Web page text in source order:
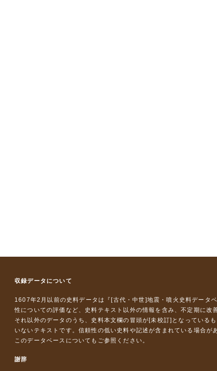
収録データについて
1607年2月以前の史料データは『 [古代・中世]地震・噴火史料データ
性についての評価など、史料テキスト以外の情報を含み、不定期に改
それ以外のデータのうち、史料本文欄の冒頭が[未校訂]となっている
いないテキストです。信頼性の低い史料や記述が含まれている場合が
このデータベースについて もご参照ください。
謝辞